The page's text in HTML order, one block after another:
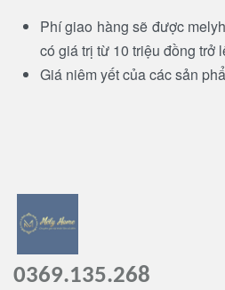
Phí giao hàng sẽ được
có giá trị từ 10 triệu đồng trở
Giá niêm yết của các sản
0369.135.268